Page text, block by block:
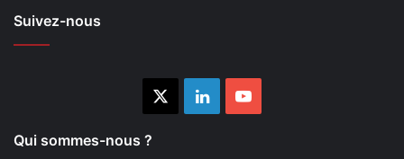
Suivez-nous
LinkedinYouTube
Qui sommes-nous ?